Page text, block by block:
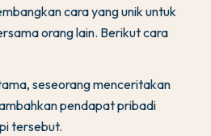
cara yang unik untuk
orang lain. Berikut cara
seseorang menceritakan
pendapat pribadi
tersebut.